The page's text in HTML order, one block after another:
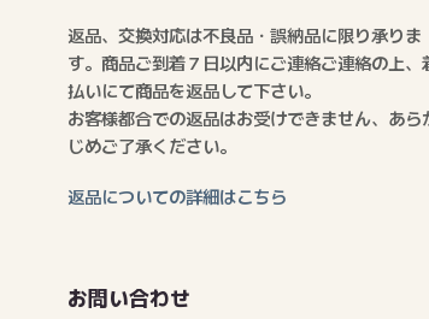
返品、交換対応は不良品・誤納品に限り承りま
す。商品ご到着７日以内にご連絡ご連絡の上、
払いにて商品を返品して下さい。
お客様都合での返品はお受けできません、あら
じめご了承ください。
返品についての詳細はこちら
お問い合わせ